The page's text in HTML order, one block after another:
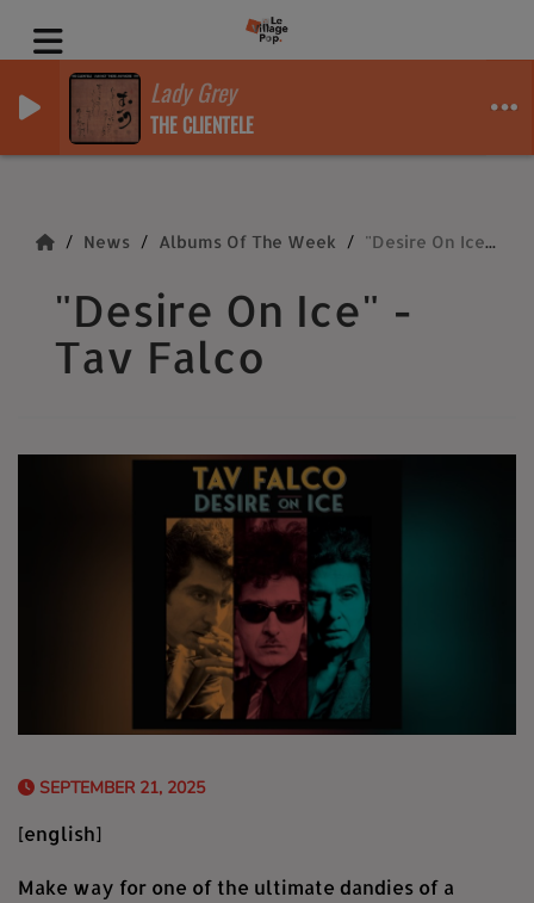
Lady Grey
THE CLIENTELE
News Albums Of The Week "Desire On Ice" - Tav Falco
"Desire On Ice" -
Tav Falco
SEPTEMBER 21, 2025
[english]
Make way for one of the ultimate dandies of a